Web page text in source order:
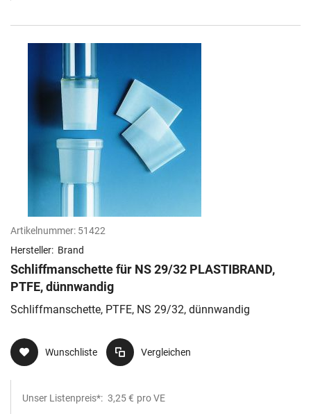
Artikelnummer: 51422
Hersteller: Brand
Schliffmanschette für NS 29/32 PLASTIBRAND,
PTFE, dünnwandig
Schliffmanschette, PTFE, NS 29/32, dünnwandig
Wunschliste Vergleichen
Unser Listenpreis*: 3,25 € pro VE